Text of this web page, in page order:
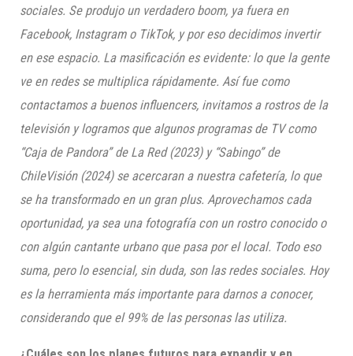
sociales. Se produjo un verdadero boom, ya fuera en
Facebook, Instagram o TikTok, y por eso decidimos invertir
en ese espacio. La masificación es evidente: lo que la gente
ve en redes se multiplica rápidamente. Así fue como
contactamos a buenos influencers, invitamos a rostros de la
televisión y logramos que algunos programas de TV como
“Caja de Pandora” de La Red (2023) y “Sabingo” de
ChileVisión (2024) se acercaran a nuestra cafetería, lo que
se ha transformado en un gran plus. Aprovechamos cada
oportunidad, ya sea una fotografía con un rostro conocido o
con algún cantante urbano que pasa por el local. Todo eso
suma, pero lo esencial, sin duda, son las redes sociales. Hoy
es la herramienta más importante para darnos a conocer,
considerando que el 99% de las personas las utiliza.